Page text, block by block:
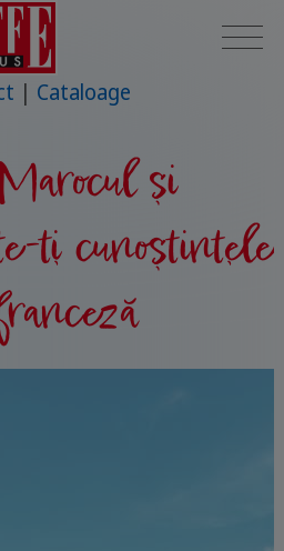
Cataloage
și
ți cunoștințele